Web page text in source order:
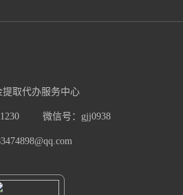
提取代办服务中心
微信号：gjj0938